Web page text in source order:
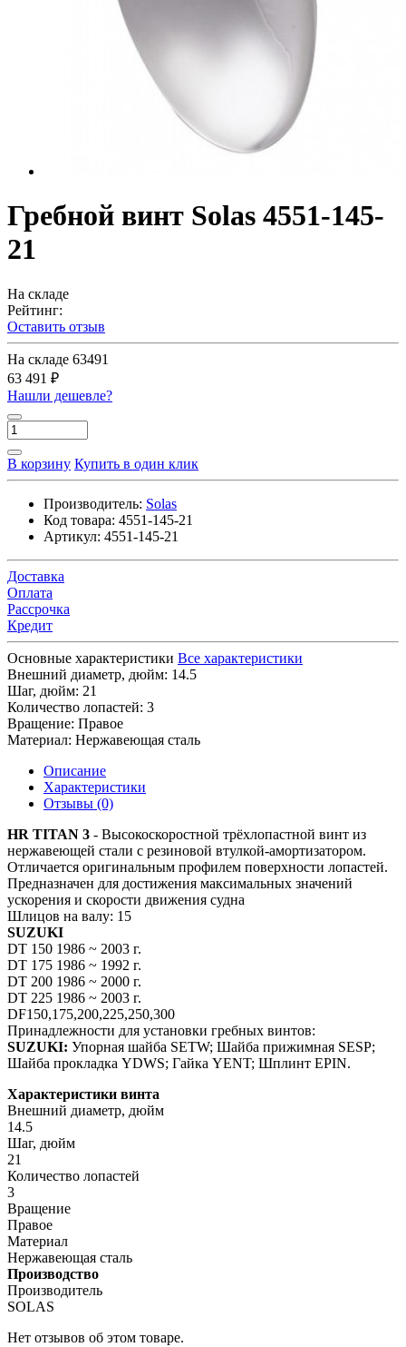
Гребной винт Solas 4551-145-
21
На складе
Рейтинг:
Оставить отзыв
На складе 63491
63 491 ₽
Нашли дешевле?
В корзину Купить в один клик
Производитель: Solas
Код товара: 4551-145-21
Артикул: 4551-145-21
Доставка
Оплата
Рассрочка
Кредит
Основные характеристики Все характеристики
Внешний диаметр, дюйм: 14.5
Шаг, дюйм: 21
Количество лопастей: 3
Вращение: Правое
Материал: Нержавеющая сталь
Описание
Характеристики
Отзывы (0)
HR TITAN 3 - Высокоскоростной трёхлопастной винт из
нержавеющей стали с резиновой втулкой-амортизатором.
Отличается оригинальным профилем поверхности лопастей.
Предназначен для достижения максимальных значений
ускорения и скорости движения судна
Шлицов на валу: 15
SUZUKI
DT 150 1986 ~ 2003 г.
DT 175 1986 ~ 1992 г.
DT 200 1986 ~ 2000 г.
DT 225 1986 ~ 2003 г.
DF150,175,200,225,250,300
Принадлежности для установки гребных винтов:
SUZUKI: Упорная шайба SETW; Шайба прижимная SESP;
Шайба прокладка YDWS; Гайка YENT; Шплинт EPIN.
Характеристики винта
Внешний диаметр, дюйм
14.5
Шаг, дюйм
21
Количество лопастей
3
Вращение
Правое
Материал
Нержавеющая сталь
Производство
Производитель
SOLAS
Нет отзывов об этом товаре.